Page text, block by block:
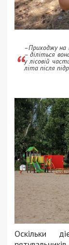
–Приходжу на
– діліться
у лісовій
літа після
Оскільки